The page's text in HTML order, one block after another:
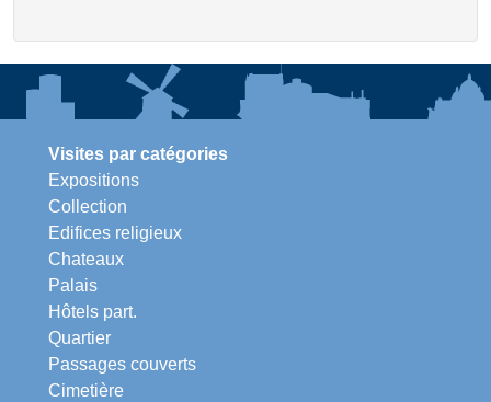
Visites par catégories
Expositions
Collection
Edifices religieux
Chateaux
Palais
Hôtels part.
Quartier
Passages couverts
Cimetière